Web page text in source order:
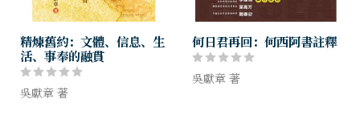
精煉舊約：文體、信息、生
活、事奉的融貫
吳獻章 著
何日君再回：何西阿書註釋
吳獻章 著